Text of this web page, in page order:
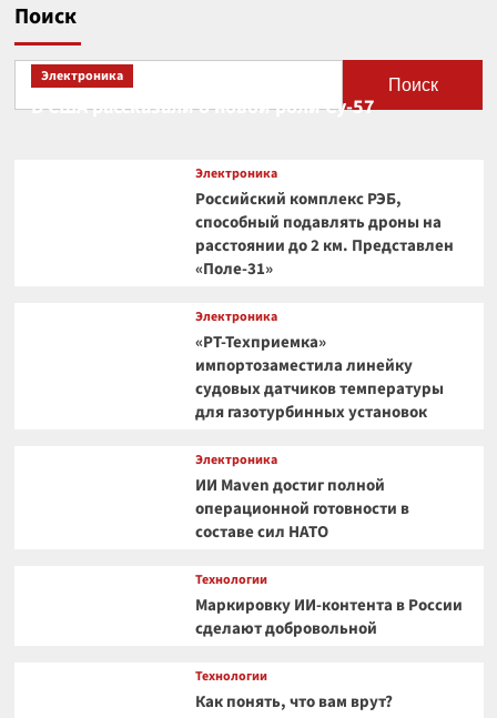
Поиск
Поиск
Электроника
В США рассказали о новой роли Су-57
Электроника
Российский комплекс РЭБ,
способный подавлять дроны на
расстоянии до 2 км. Представлен
«Поле-31»
Электроника
«РТ-Техприемка»
импортозаместила линейку
судовых датчиков температуры
для газотурбинных установок
Электроника
ИИ Maven достиг полной
операционной готовности в
составе сил НАТО
Технологии
Маркировку ИИ-контента в России
сделают добровольной
Технологии
Как понять, что вам врут?